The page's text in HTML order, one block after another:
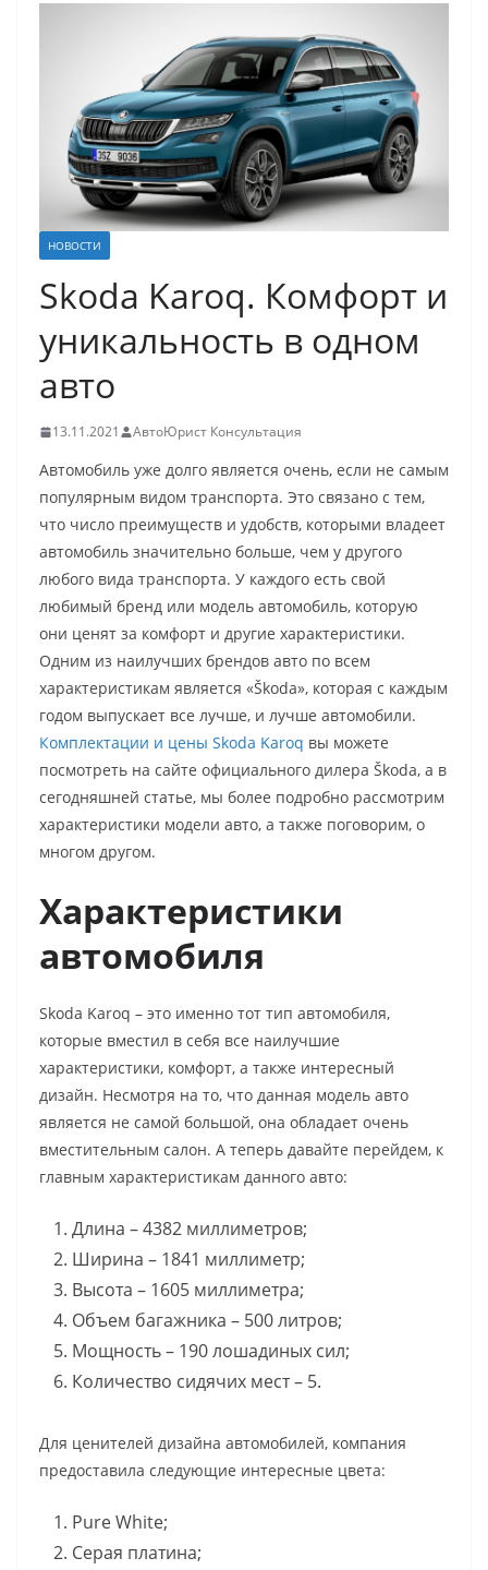
НОВОСТИ
Skoda Karoq. Комфорт и
уникальность в одном
авто
13.11.2021 АвтоЮрист Консультация
Автомобиль уже долго является очень, если не самым
популярным видом транспорта. Это связано с тем,
что число преимуществ и удобств, которыми владеет
автомобиль значительно больше, чем у другого
любого вида транспорта. У каждого есть свой
любимый бренд или модель автомобиль, которую
они ценят за комфорт и другие характеристики.
Одним из наилучших брендов авто по всем
характеристикам является «Škoda», которая с каждым
годом выпускает все лучше, и лучше автомобили.
Комплектации и цены Skoda Karoq вы можете
посмотреть на сайте официального дилера Škoda, а в
сегодняшней статье, мы более подробно рассмотрим
характеристики модели авто, а также поговорим, о
многом другом.
Характеристики
автомобиля
Skoda Karoq – это именно тот тип автомобиля,
которые вместил в себя все наилучшие
характеристики, комфорт, а также интересный
дизайн. Несмотря на то, что данная модель авто
является не самой большой, она обладает очень
вместительным салон. А теперь давайте перейдем, к
главным характеристикам данного авто:
Длина – 4382 миллиметров;
Ширина – 1841 миллиметр;
Высота – 1605 миллиметра;
Объем багажника – 500 литров;
Мощность – 190 лошадиных сил;
Количество сидячих мест – 5.
Для ценителей дизайна автомобилей, компания
предоставила следующие интересные цвета:
Pure White;
Серая платина;